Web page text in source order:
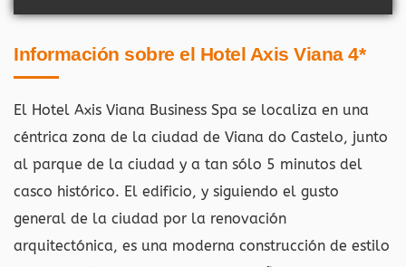
Información sobre el Hotel Axis Viana 4*
El Hotel Axis Viana Business Spa se localiza en una
céntrica zona de la ciudad de Viana do Castelo, junto
al parque de la ciudad y a tan sólo 5 minutos del
casco histórico. El edificio, y siguiendo el gusto
general de la ciudad por la renovación
arquitectónica, es una moderna construcción de estilo